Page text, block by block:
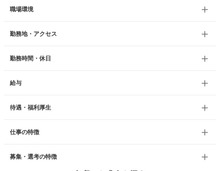
職場環境
勤務地・アクセス
勤務時間・休日
給与
待遇・福利厚生
仕事の特徴
募集・選考の特徴